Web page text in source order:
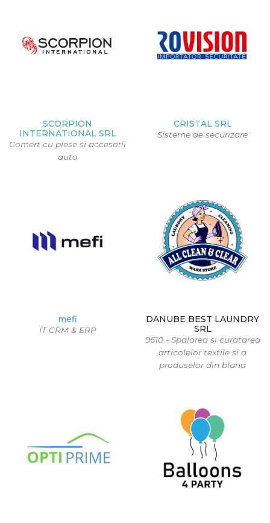
SCORPION
INTERNATIONAL SRL
Comert cu piese si accesorii
auto
CRISTAL SRL
Sisteme de securizare
mefi
IT CRM & ERP
DANUBE BEST LAUNDRY
SRL
9610 - Spalarea si curatarea
articolelor textile si a
produselor din blana